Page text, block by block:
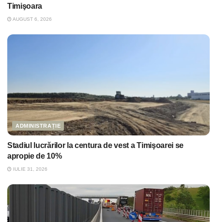
Timişoara
AUGUST 6, 2026
ADMINISTRAȚIE
Stadiul lucrărilor la centura de vest a Timişoarei se
apropie de 10%
IULIE 31, 2026